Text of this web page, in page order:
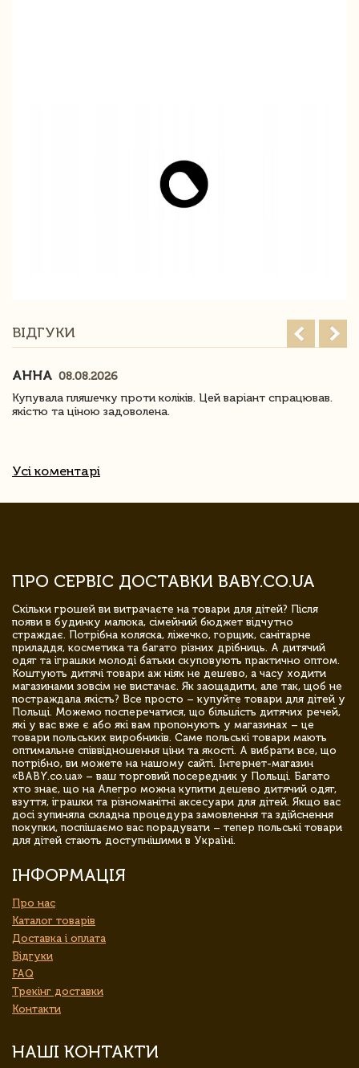
ВІДГУКИ
АННА 08.08.2026
Купувала пляшечку проти коліків. Цей варіант спрацював.
якістю та ціною задоволена.
Усі коментарі
ПРО СЕРВІС ДОСТАВКИ BABY.CO.UA
Скільки грошей ви витрачаєте на товари для дітей? Після
появи в будинку малюка, сімейний бюджет відчутно
страждає. Потрібна коляска, ліжечко, горщик, санітарне
приладдя, косметика та багато різних дрібниць. А дитячий
одяг та іграшки молоді батьки скуповують практично оптом.
Коштують дитячі товари аж ніяк не дешево, а часу ходити
магазинами зовсім не вистачає. Як заощадити, але так, щоб не
постраждала якість? Все просто – купуйте товари для дітей у
Польщі. Можемо посперечатися, що більшість дитячих речей,
які у вас вже є або які вам пропонують у магазинах – це
товари польських виробників. Саме польські товари мають
оптимальне співвідношення ціни та якості. А вибрати все, що
потрібно, ви можете на нашому сайті. Інтернет-магазин
«BABY.co.ua» – ваш торговий посередник у Польщі. Багато
хто знає, що на Алегро можна купити дешево дитячий одяг,
взуття, іграшки та різноманітні аксесуари для дітей. Якщо вас
досі зупиняла складна процедура замовлення та здійснення
покупки, поспішаємо вас порадувати – тепер польські товари
для дітей стають доступнішими в Україні.
ІНФОРМАЦІЯ
Про нас
Каталог товарів
Доставка і оплата
Відгуки
FAQ
Трекінг доставки
Контакти
НАШІ КОНТАКТИ